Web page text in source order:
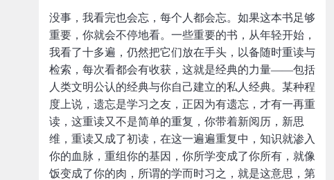
没事，我看完也会忘，每个人都会忘。如果这本书足够
重要，你就会不停地看。一些重要的书，从年轻开始，
我看了十多遍，仍然把它们放在手头，以备随时重读与
检索，每次看都会有收获，这就是经典的力量——包括
人类文明公认的经典与你自己建立的私人经典。某种程
度上说，遗忘是学习之友，正因为有遗忘，才有一再重
读，这重读又不是简单的重复，你带着新阅历，新思
维，重读又成了初读，在这一遍遍重复中，知识就渗入
你的血脉，重组你的基因，你所学变成了你所有，就像
饭变成了你的肉，所谓的学而时习之，就是这意思，第